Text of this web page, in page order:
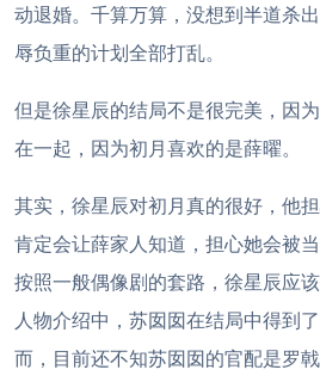
动退婚。千算万算，没想到半道杀
辱负重的计划全部打乱。
但是徐星辰的结局不是很完美，因
在一起，因为初月喜欢的是薛曜。
其实，徐星辰对初月真的很好，他
肯定会让薛家人知道，担心她会被
按照一般偶像剧的套路，徐星辰应
人物介绍中，苏囡囡在结局中得到
而，目前还不知苏囡囡的官配是罗